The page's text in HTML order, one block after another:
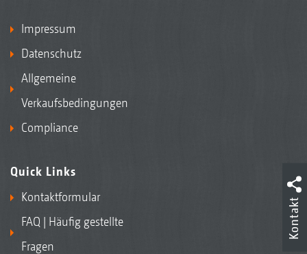
Impressum
Datenschutz
Allgemeine
Verkaufsbedingungen
Compliance
Quick Links
Kontaktformular
FAQ | Häufig gestellte
Fragen
Kontakt